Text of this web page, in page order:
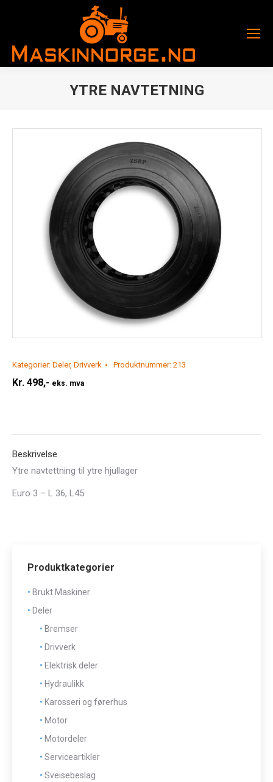
YTRE NAVTETNING
Kategorier: Deler, Drivverk Produktnummer: 213
Kr. 498,- eks. mva
Beskrivelse
Ytre navtettning til ytre hjullager
Euro 3 – L 36, L45
Produktkategorier
Brukt Maskiner
Deler
Bremser
Drivverk
Elektrisk deler
Hydraulikk
Karosseri og førerhus
Motor
Motordeler
Serviceartikler
Sveisebeslag